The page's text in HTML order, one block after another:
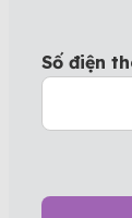
Số điện